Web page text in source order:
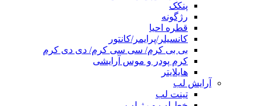
پنکک
رژگونه
قطره احیا
کانسیلر/پرایمر/کانتور
بی بی کرم/ سی سی کرم/ دی دی کرم
کرم پودر و موس آرایشی
هایلایتر
آرایش لب
تینت لب